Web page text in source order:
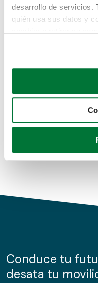
desarrollo de servicios.
quién usa sus datos y
Si lo permite, también
Recopilar
Identificar su
para buscar
Obtenga más
de cookies.
información sobre el
nuestros partners de
Pero puedes
buscando en alguno
Coches de segunda
Coches de km0
Conduce tu
desata tu